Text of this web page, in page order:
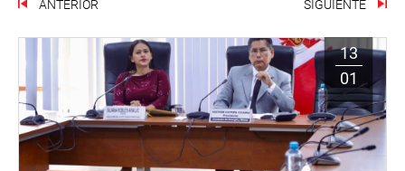
ANTERIOR SIGUIENTE
13
01